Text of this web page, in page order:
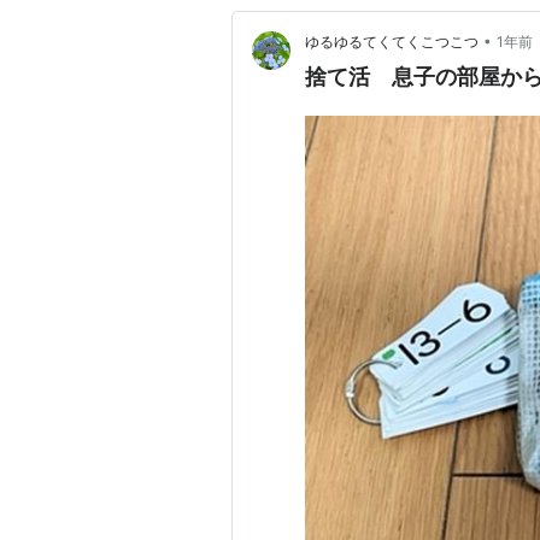
ゆるゆるてくてくこつこつ • 1年前
捨て活 息子の部屋か